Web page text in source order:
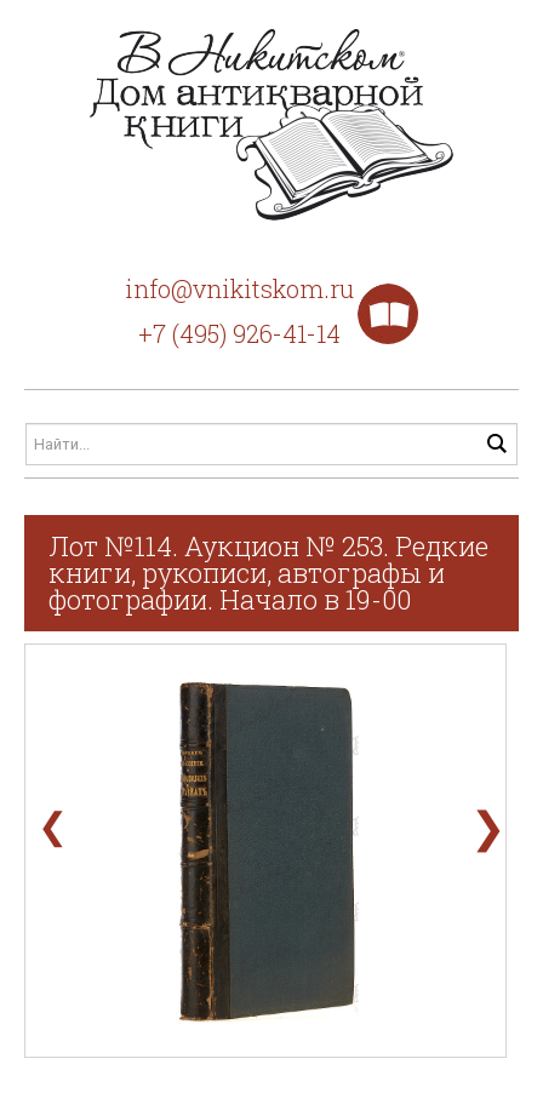
info@vnikitskom.ru
+7 (495) 926-41-14
Лот №114. Аукцион № 253. Редкие
книги, рукописи, автографы и
фотографии. Начало в 19-00
❮ ❯